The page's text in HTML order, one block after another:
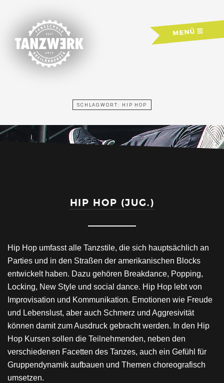
MENÜ
SCHLAGWORT: HIP HOP
HIP HOP (JUG.)
Hip Hop umfasst alle Tanzstile, die sich hauptsächlich an
Parties und in den Straßen der amerikanischen Blocks
entwickelt haben. Dazu gehören Breakdance, Popping,
Locking, New Style und social dance. Hip Hop lebt von
Improvisation und Kommunikation. Emotionen wie Freude
und Lebenslust, aber auch Schmerz und Aggresivität
können damit zum Ausdruck gebracht werden. In den Hip
Hop Kursen sollen die Teilnehmenden, neben den
verschiedenen Facetten des Tanzes, auch ein Gefühl für
Gruppendynamik aufbauen und Themen choreografisch
umsetzen.